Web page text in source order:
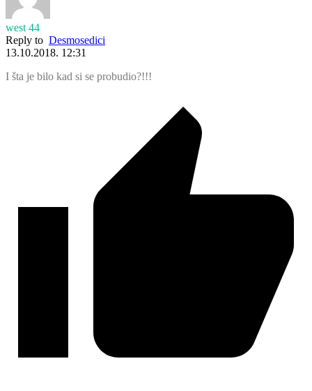
west 44
Reply to Desmosedici
13.10.2018. 12:31
I šta je bilo kad si se probudio?!!!